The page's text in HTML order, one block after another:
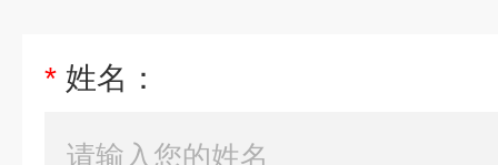
* 姓名：